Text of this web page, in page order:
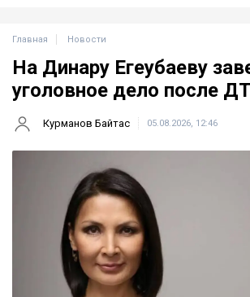
Главная Новости
На Динару Егеубаеву
уголовное дело после
Курманов Байтас 05.08.2026, 12:46